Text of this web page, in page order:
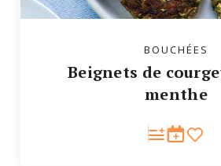
BOUCHÉES
Beignets de
menthe